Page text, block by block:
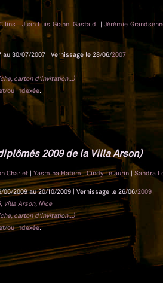
|Juan Luis Gianni Gastaldi |Jérémie
30/07/2007 | Vernissage le 28/06/2007
carton d'invitation...)
ou indexée.
2009 de la Villa Arson)
Charlet | Yasmina Hatem|Cindy Lelaurin | Sandra
2009 au 20/10/2009 | Vernissage le 26/06/2009
Villa Arson, Nice
carton d'invitation...)
ou indexée.